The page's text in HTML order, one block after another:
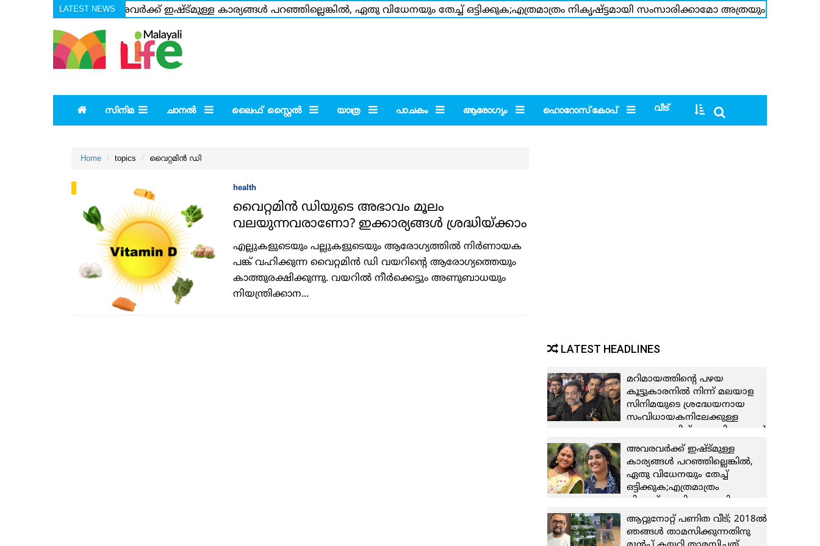
LATEST NEWSഅവരവര്‍ക്ക് ഇഷ്ട്മുള്ള കാര്യങ്ങള്‍ പറഞ്ഞില്ലെങ്കില്‍, ഏതു വിധേനയും തേച്ച് ഒട്ടിക്കുക;എത്രമാത്രം നികൃഷ്ട്ടമായി സംസാരിക്കാമോ അത്രയും
എത്തിയില്ലെന്നതിന്റെ പേരില്‍ വിമര്‍ശനവും ചീത്ത വിളിയും;ക്യാപ്ഷനുകളും തമ്പ്‌നെയില്‍ ഫോട്ടോകളും കാരണം അഹങ്കാരി പട്ടം;പല സിറ്റുവേഷനിലും
സിനിമ ചാനല്‍ ലൈഫ് സ്റ്റൈല്‍ യാത്ര പാചകം ആരോഗ്യം ഹൊറോസ്‌കോപ്‌ വീട്
Home topics വൈറ്റമിന്‍ ഡി
health
വൈറ്റമിന്‍ ഡിയുടെ അഭാവം മൂലം
വലയുന്നവരാണോ? ഇക്കാര്യങ്ങള്‍ ശ്രദ്ധിയ്ക്കാം
എല്ലുകളുടെയും പല്ലുകളുടെയും ആരോഗ്യത്തില്‍ നിര്‍ണായക
പങ്ക് വഹിക്കുന്ന വൈറ്റമിന്‍ ഡി വയറിന്റെ ആരോഗ്യത്തെയും
കാത്തുരക്ഷിക്കുന്നു. വയറില്‍ നീര്‍ക്കെട്ടും അണുബാധയും
നിയന്ത്രിക്കാന...
LATEST HEADLINES
മറിമായത്തിന്റെ പഴയ
കൂട്ടുകാരനില്‍ നിന്ന് മലയാള
സിനിമയുടെ ശ്രദ്ധേയനായ
സംവിധായകനിലേക്കുള്ള
യാത്ര; അതിന് സാക്ഷിയാകാന്‍
കഴിഞ്ഞതില്‍ സുഹൃത്ത് എന്ന
നിലയില്‍ സന്തോഷം; ജിയോ
ബേബിയെ കണ്ട് മുട്ടിയ
സന്തോഷം പങ്കിട്ട് നിയാസ്
ബക്കര്‍
അവരവര്‍ക്ക് ഇഷ്ട്മുള്ള
കാര്യങ്ങള്‍ പറഞ്ഞില്ലെങ്കില്‍,
ഏതു വിധേനയും തേച്ച്
ഒട്ടിക്കുക;എത്രമാത്രം
നികൃഷ്ട്ടമായി സംസാരിക്കാമോ
സംസാരിക്കുക;ഇത്രയധികം
വലിച്ചു കീറാന്‍ ഈ മോള്‍
ആറ്റുനോറ്റ് പണിത വീട്; 2018ല്‍
ഞങ്ങള്‍ താമസിക്കുന്നതിനു